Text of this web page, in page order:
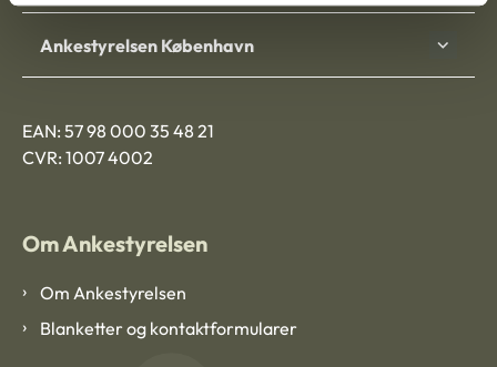
Ankestyrelsen København
EAN: 57 98 000 35 48 21
CVR: 1007 4002
Om Ankestyrelsen
Om Ankestyrelsen
Blanketter og kontaktformularer